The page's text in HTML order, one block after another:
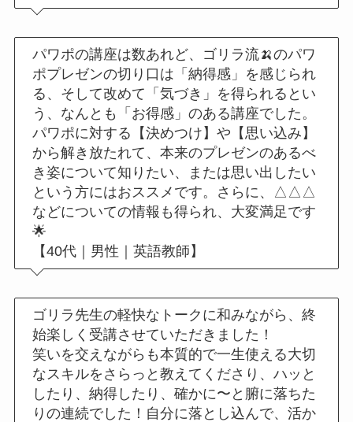
パワポの講座は数あれど、ゴリラ流🍌のパワ
ポプレゼンの切り口は「納得感」を感じられ
る、そして改めて「気づき」を得られるとい
う、なんとも「お得感」のある講座でした。
パワポに対する【決めつけ】や【思い込み】
から解き放たれて、本来のプレゼンのあるべ
き姿について知りたい、または思い出したい
という方にはおススメです。さらに、△△△
などについての情報も得られ、大変満足です
🌟
【40代｜男性｜英語教師】
ゴリラ先生の軽快なトークに和みながら、終
始楽しく受講させていただきました！
笑いを交えながらも本質的で一生使える大切
なスキルをさらっと教えてくださり、ハッと
したり、納得したり、確かに〜と腑に落ちた
りの連続でした！自分に落とし込んで、活か